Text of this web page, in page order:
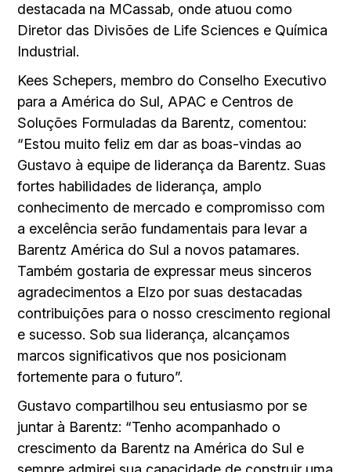
destacada na MCassab, onde atuou como
Diretor das Divisões de Life Sciences e Química
Industrial.
Kees Schepers, membro do Conselho Executivo
para a América do Sul, APAC e Centros de
Soluções Formuladas da Barentz, comentou:
“Estou muito feliz em dar as boas-vindas ao
Gustavo à equipe de liderança da Barentz. Suas
fortes habilidades de liderança, amplo
conhecimento de mercado e compromisso com
a excelência serão fundamentais para levar a
Barentz América do Sul a novos patamares.
Também gostaria de expressar meus sinceros
agradecimentos a Elzo por suas destacadas
contribuições para o nosso crescimento regional
e sucesso. Sob sua liderança, alcançamos
marcos significativos que nos posicionam
fortemente para o futuro”.
Gustavo compartilhou seu entusiasmo por se
juntar à Barentz: “Tenho acompanhado o
crescimento da Barentz na América do Sul e